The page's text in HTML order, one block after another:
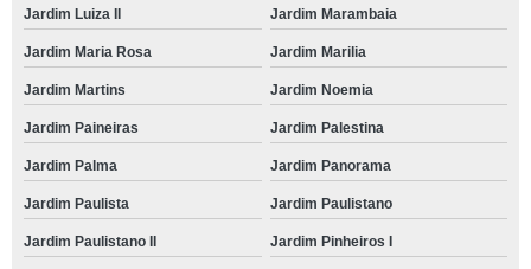
Jardim Luiza II Jardim Marambaia
Jardim Maria Rosa Jardim Marilia
Jardim Martins Jardim Noemia
Jardim Paineiras Jardim Palestina
Jardim Palma Jardim Panorama
Jardim Paulista Jardim Paulistano
Jardim Paulistano II Jardim Pinheiros I